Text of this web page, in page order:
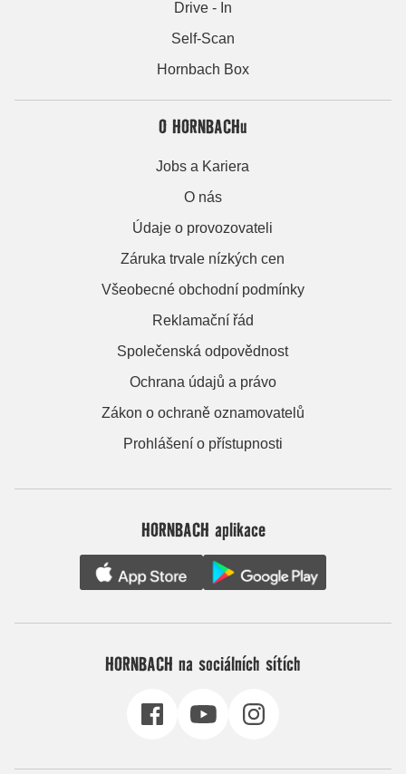
Drive - In
Self-Scan
Hornbach Box
O HORNBACHu
Jobs a Kariera
O nás
Údaje o provozovateli
Záruka trvale nízkých cen
Všeobecné obchodní podmínky
Reklamační řád
Společenská odpovědnost
Ochrana údajů a právo
Zákon o ochraně oznamovatelů
Prohlášení o přístupnosti
HORNBACH aplikace
HORNBACH na sociálních sítích